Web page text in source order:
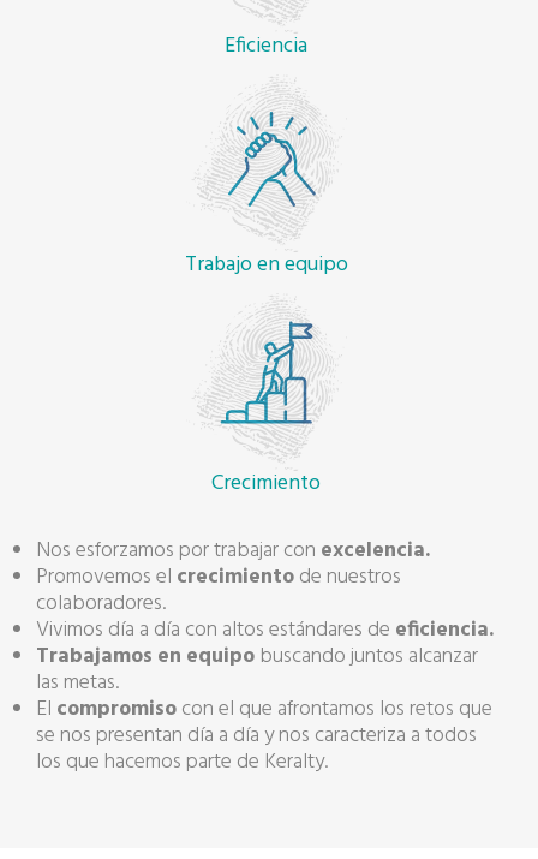
Eficiencia
Trabajo en equipo
Crecimiento
Nos esforzamos por trabajar con excelencia.
Promovemos el crecimientode nuestros
colaboradores.
Vivimos día a día con altos estándares de eficiencia.
Trabajamos en equipobuscando juntos alcanzar
las metas.
El compromisocon el que afrontamos los retos que
se nos presentan día a día y nos caracteriza a todos
los que hacemos parte de Keralty.